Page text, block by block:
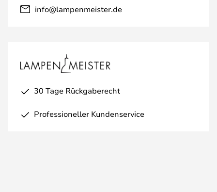
info@lampenmeister.de
30 Tage Rückgaberecht
Professioneller Kundenservice